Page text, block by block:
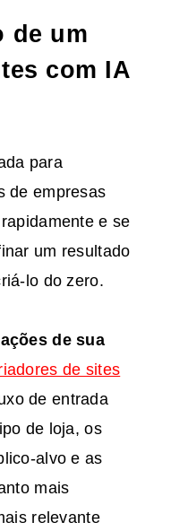
de um
com IA
para
de empresas
e se
um resultado
lo do zero.
de sua
de sites
de entrada
de loja, os
alvo e as
mais
relevante